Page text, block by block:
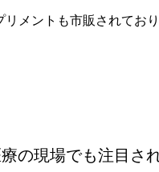
メントも市販されてお
の現場でも注目さ